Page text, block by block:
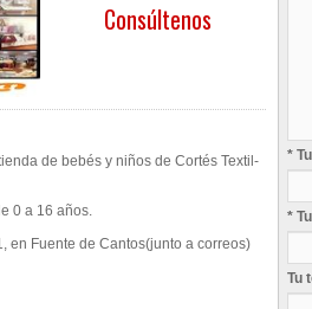
Consúltenos
de bebés y niños de Cortés Textil-
0 a 16 años.
en Fuente de Cantos(junto a correos)
*
*
Tu